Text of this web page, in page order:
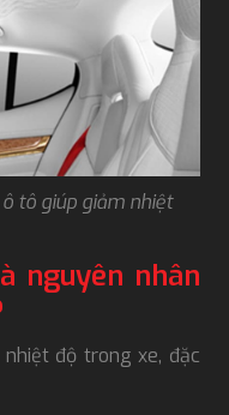
tô giúp giảm nhiệt
nguyên nhân
độ trong xe, đặc